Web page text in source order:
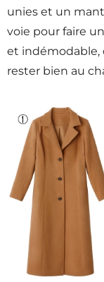
unies et un
voie pour faire
et indémodable,
rester bien au